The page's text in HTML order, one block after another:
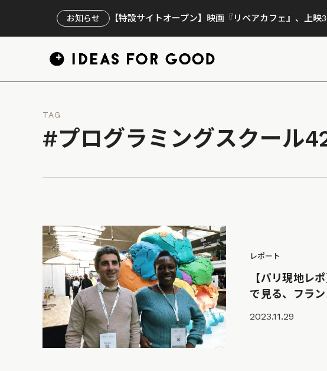
お知らせ 【特設サイトオープン】映画『リペアカフェ』、上
TAG
#プログラミングスクール
レポート
【パリ現地レ
で見る、フラ
2023.11.29